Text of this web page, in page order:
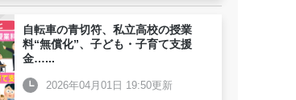
自転車の青切符、私立高校の授業
料“無償化”、子ども・子育て支援
金…...
2026年04月01日 19:50更新